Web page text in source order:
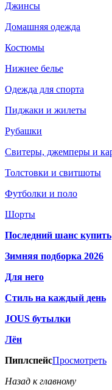
Джинсы
Домашняя одежда
Костюмы
Нижнее белье
Одежда для спорта
Пиджаки и жилеты
Рубашки
Свитеры, джемперы и
Толстовки и свитшоты
Футболки и поло
Шорты
Последний шанс купить
Зимняя подборка 2026
Для него
Стиль на каждый день
JOUS бутылки
Лён
ПиплспейсПросмотреть
Назад к главному